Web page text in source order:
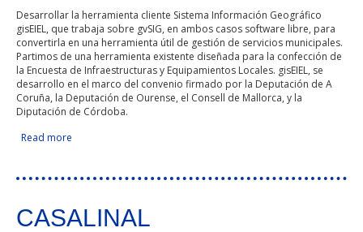
Desarrollar la herramienta cliente Sistema Información Geográfico
gisEIEL, que trabaja sobre gvSIG, en ambos casos software libre, para
convertirla en una herramienta útil de gestión de servicios municipales.
Partimos de una herramienta existente diseñada para la confección de
la Encuesta de Infraestructuras y Equipamientos Locales. gisEIEL, se
desarrollo en el marco del convenio firmado por la Deputación de A
Coruña, la Deputación de Ourense, el Consell de Mallorca, y la
Diputación de Córdoba.
Read more
CASALINAL